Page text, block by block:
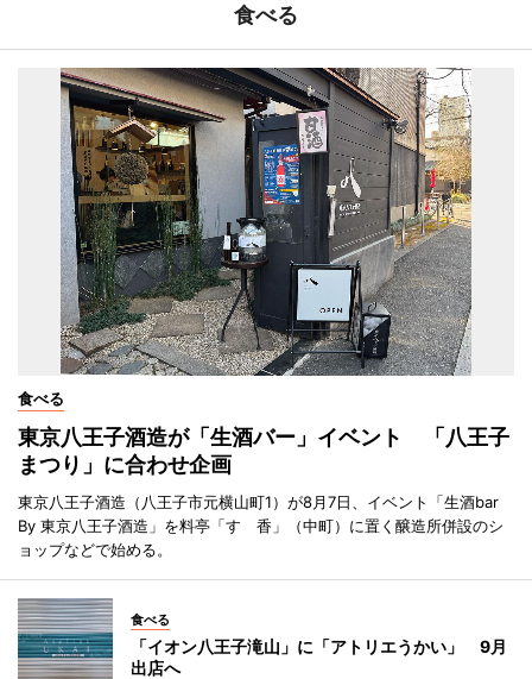
食べる
食べる
東京八王子酒造が「生酒バー」イベント 「八王子
まつり」に合わせ企画
東京八王子酒造（八王子市元横山町1）が8月7日、イベント「生酒bar
By 東京八王子酒造」を料亭「すゞ香」（中町）に置く醸造所併設のシ
ョップなどで始める。
食べる
「イオン八王子滝山」に「アトリエうかい」 9月
出店へ